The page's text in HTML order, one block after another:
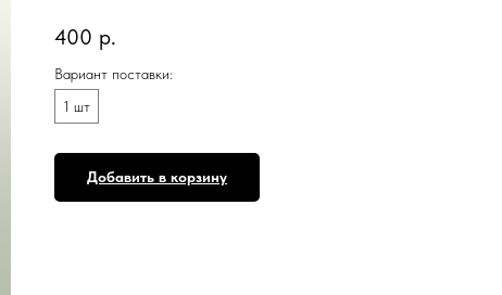
400 р.
Вариант поставки:
1 шт
Добавить в корзину